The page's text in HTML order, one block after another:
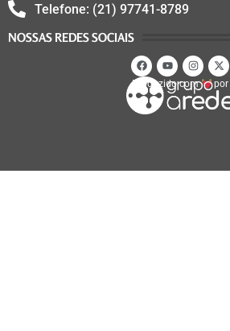
Telefone: (21) 97741-8789
NOSSAS REDES SOCIAIS
Produzido com por